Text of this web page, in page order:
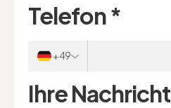
Telefon*
+49
Ihre Nachricht